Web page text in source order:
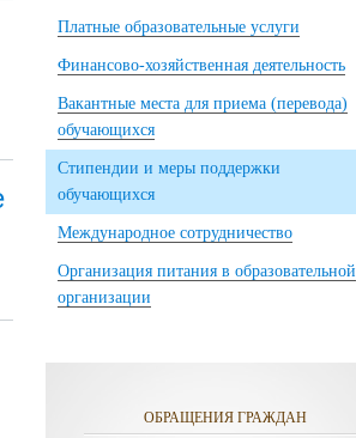
Платные образовательные услуги
Финансово-хозяйственная деятельность
Вакантные места для приема (перевода)
обучающихся
Стипендии и меры поддержки
обучающихся
Международное сотрудничество
Организация питания в образовательной
организации
ОБРАЩЕНИЯ ГРАЖДАН